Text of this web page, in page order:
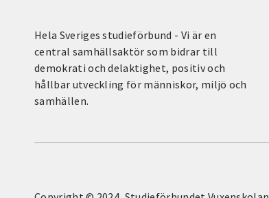
Hela Sveriges studieförbund - Vi är en
central samhällsaktör som bidrar till
demokrati och delaktighet, positiv och
hållbar utveckling för människor, miljö och
samhällen.